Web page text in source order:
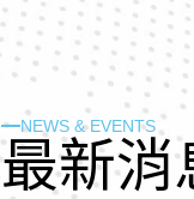
NEWS & EVENTS
最新消